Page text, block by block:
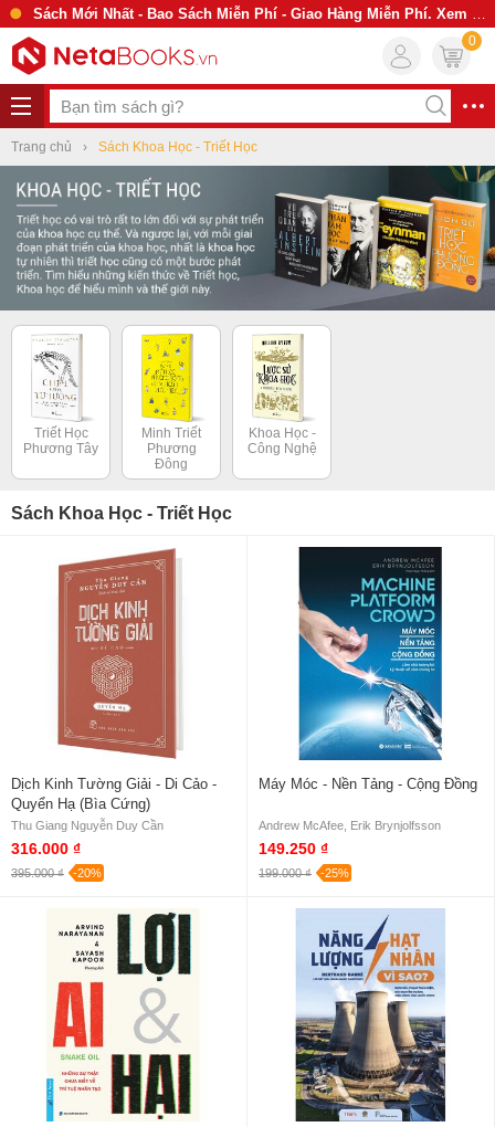
Sách Mới Nhất - Bao Sách Miễn Phí - Giao Hàng Miễn Phí. Xem Ngay
0
Trang chủ Sách Khoa Học - Triết Học
Triết Học
Phương Tây
Minh Triết
Phương
Đông
Khoa Học -
Công Nghệ
Sách Khoa Học - Triết Học
Dịch Kinh Tường Giải - Di Cảo -
Quyển Hạ (Bìa Cứng)
Thu Giang Nguyễn Duy Cần
316.000 ₫
395.000 ₫ -20%
Máy Móc - Nền Tảng - Cộng Đồng
Andrew McAfee, Erik Brynjolfsson
149.250 ₫
199.000 ₫ -25%